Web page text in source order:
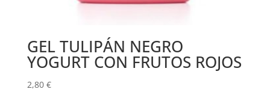
GEL TULIPÁN NEGRO
YOGURT CON FRUTOS ROJOS
2,80 €